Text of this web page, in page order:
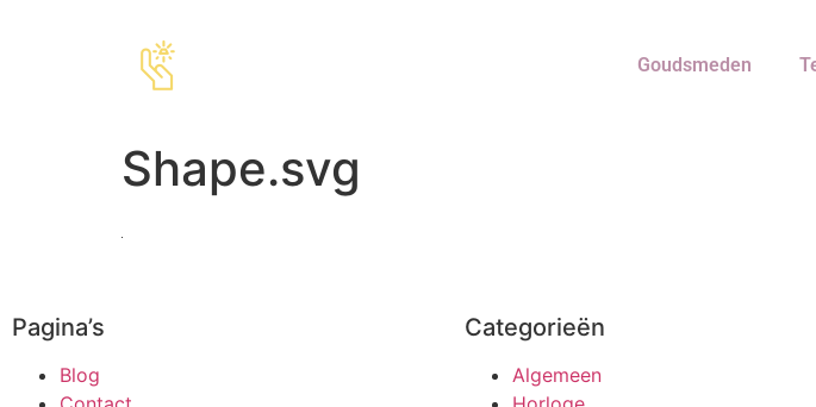
Goudsmeden
Shape.svg
Pagina’s
Blog
Categorieën
Algemeen